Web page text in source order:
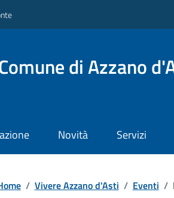
di Azzano
Novità Servizi
/ Vivere Azzano d'Asti / Eventi /